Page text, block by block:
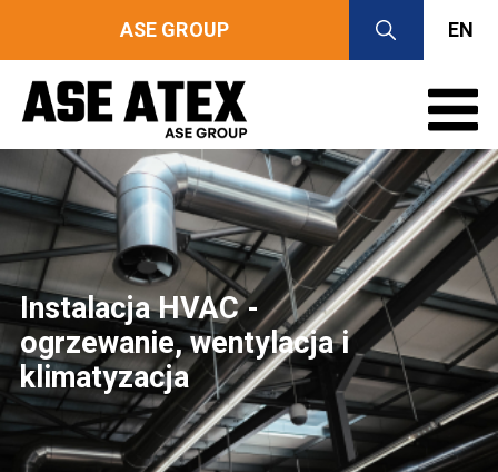
ASE GROUP EN
Instalacja HVAC -
ogrzewanie, wentylacja i
klimatyzacja